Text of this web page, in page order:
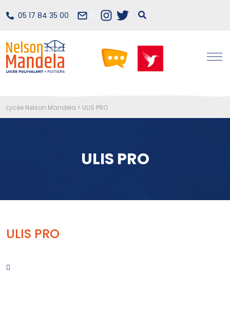
05 17 84 35 00
Lycée Nelson Mandela > ULIS PRO
ULIS PRO
ULIS PRO
